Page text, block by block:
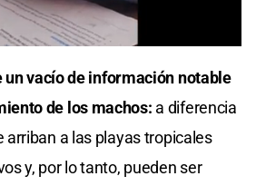
un vacío de información notable
de los machos: a diferencia
arriban a las playas tropicales
y, por lo tanto, pueden ser